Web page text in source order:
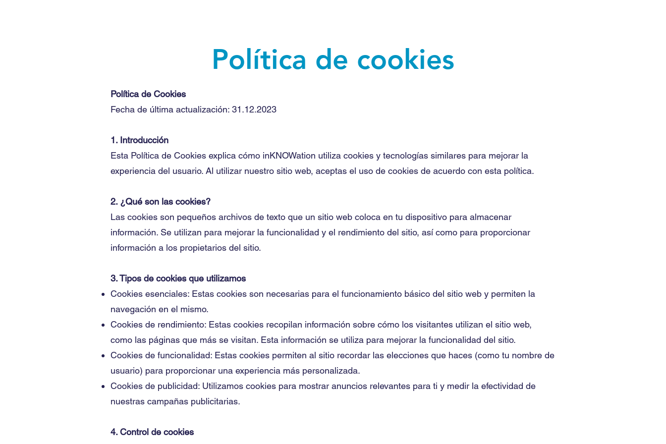
Política de cookies
Política de Cookies
Fecha de última actualización: 31.12.2023
1. Introducción
Esta Política de Cookies explica cómo inKNOWation utiliza cookies y tecnologías similares para mejorar la
experiencia del usuario. Al utilizar nuestro sitio web, aceptas el uso de cookies de acuerdo con esta política.
2. ¿Qué son las cookies?
Las cookies son pequeños archivos de texto que un sitio web coloca en tu dispositivo para almacenar
información. Se utilizan para mejorar la funcionalidad y el rendimiento del sitio, así como para proporcionar
información a los propietarios del sitio.
3. Tipos de cookies que utilizamos
Cookies esenciales: Estas cookies son necesarias para el funcionamiento básico del sitio web y permiten la
navegación en el mismo.
Cookies de rendimiento: Estas cookies recopilan información sobre cómo los visitantes utilizan el sitio web,
como las páginas que más se visitan. Esta información se utiliza para mejorar la funcionalidad del sitio.
Cookies de funcionalidad: Estas cookies permiten al sitio recordar las elecciones que haces (como tu nombre de
usuario) para proporcionar una experiencia más personalizada.
Cookies de publicidad: Utilizamos cookies para mostrar anuncios relevantes para ti y medir la efectividad de
nuestras campañas publicitarias.
4. Control de cookies